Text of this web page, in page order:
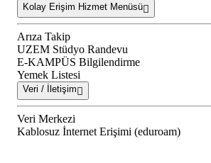
Kolay Erişim Hizmet Menüsü
Arıza Takip
UZEM Stüdyo Randevu
E-KAMPÜS Bilgilendirme
Yemek Listesi
Veri / İletişim
Veri Merkezi
Kablosuz İnternet Erişimi (eduroam)